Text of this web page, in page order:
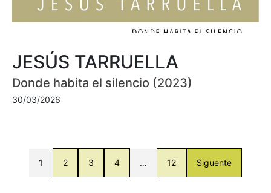
JESÚS TARRUELLA
Donde habita el silencio (2023)
30/03/2026
1 2 3 4 … 12 Siguente